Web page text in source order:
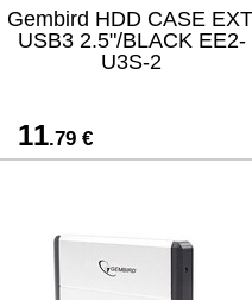
Gembird HDD CASE
USB3 2.5"/BLACK EE2-
U3S-2
11.79 €